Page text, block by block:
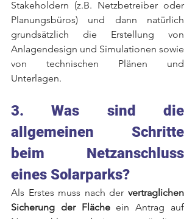
Stakeholdern (z.B. Netzbetreiber oder
Planungsbüros) und dann natürlich
grundsätzlich die Erstellung von
Anlagendesign und Simulationen sowie
von technischen Plänen und
Unterlagen.
3. Was sind die
allgemeinen Schritte
beim Netzanschluss
eines Solarparks?
Als Erstes muss nach der vertraglichen
Sicherung der Fläche ein Antrag auf